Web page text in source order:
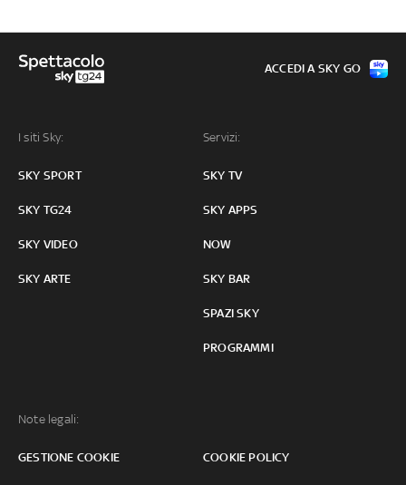
I siti Sky:
SKY SPORT
SKY TG24
SKY VIDEO
SKY ARTE
Servizi:
SKY TV
SKY APPS
NOW
SKY BAR
SPAZI SKY
PROGRAMMI
Note legali:
GESTIONE COOKIE COOKIE POLICY
ACCEDI A SKY GO